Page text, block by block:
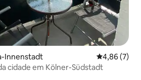
Innenstadt 4,86 de uma
4,86 (7)
cidade em Kölner-Südstadt